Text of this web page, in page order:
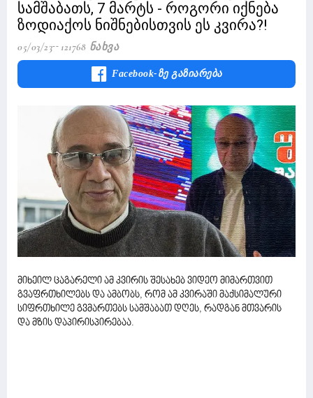
სამშაბათს, 7 მარტს - როგორი იქნება
ზოდიაქოს ნიშნებისთვის ეს კვირა?!
05/03/23 121768 Ნახვა
Facebook-Ზე Გაზიარება
მიხეილ ცაგარელი ამ კვირის შესახებ ვიდეო მიმართვით
გვაფრთხილებს და ამბობს, რომ ამ კვირაში მაქსიმალური
სიფრთხილე გვმართებს სამშაბათ დღეს, რადგან მთვარის
და მზის დაპირისპირებაა.